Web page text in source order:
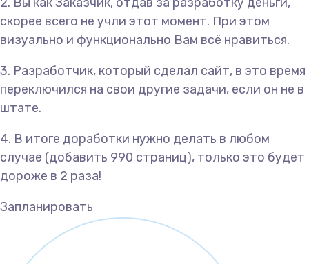
скорее всего не учли этот момент. При этом
визуально и функционально Вам всё нравиться.
3. Разработчик, который сделал сайт, в это время
переключился на свои другие задачи, если он не в
штате.
4. В итоге доработки нужно делать в любом
случае (добавить 990 страниц), только это будет
дороже в 2 раза!
Запланировать